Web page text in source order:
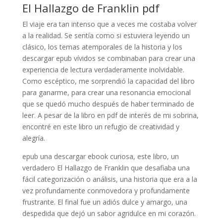
El Hallazgo de Franklin pdf
El viaje era tan intenso que a veces me costaba volver
a la realidad. Se sentía como si estuviera leyendo un
clásico, los temas atemporales de la historia y los
descargar epub vívidos se combinaban para crear una
experiencia de lectura verdaderamente inolvidable.
Como escéptico, me sorprendió la capacidad del libro
para ganarme, para crear una resonancia emocional
que se quedó mucho después de haber terminado de
leer. A pesar de la libro en pdf de interés de mi sobrina,
encontré en este libro un refugio de creatividad y
alegría.
epub una descargar ebook curiosa, este libro, un
verdadero El Hallazgo de Franklin que desafiaba una
fácil categorización o análisis, una historia que era a la
vez profundamente conmovedora y profundamente
frustrante. El final fue un adiós dulce y amargo, una
despedida que dejó un sabor agridulce en mi corazón.